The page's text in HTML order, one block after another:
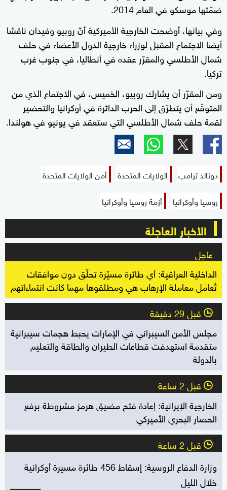
ضمّتها موسكو في العام 2014.
وفي بيانها، أوضحت الخارجية الأميركية أنّ روبيو وفيدان ناقشا
أيضا الاجتماع المقبل لوزراء خارجية الدول الأعضاء في حلف
شمال الأطلسي والمقرّر عقده في أنطاليا، في جنوب غرب
تركيا.
ومن المقرّر أن يشارك روبيو، الخميس، في الاجتماع الذي من
المتوقّع أن يتطرّق إلى الحرب الدائرة في أوكرانيا والتحضير
لقمة حلف شمال الأطلسي التي ستعقد في يونيو في هولندا.
دونالد ترامب الولايات المتحدة
أمن الولايات المتحدة
روسيا وأوكرانيا
أزمة روسيا وأوكرانيا
الأخبار العاجلة
عاجل
الداخلية العراقية: أي طائرة مسيّرة تحلّق دون موافقات
تُعامَل معاملة الإرهاب هي ومطلقوها مهما كانت انتماءاتهم
l قبل 29 دقيقة
مجلس الأمن السيبراني في الإمارات يحبط هجمات سيبرانية
متقدمة استهدفت قطاعات الطيران والطاقة والتعليم
بالدولة
l قبل 2 ساعة
الخارجية الإيرانية: إعادة فتح مضيق هرمز مشروطة برفع
الحصار البحري الأميركي
l قبل 2 ساعة
وزارة الدفاع الروسية: إسقاط 456 طائرة مسيرة أوكرانية
خلال الليل